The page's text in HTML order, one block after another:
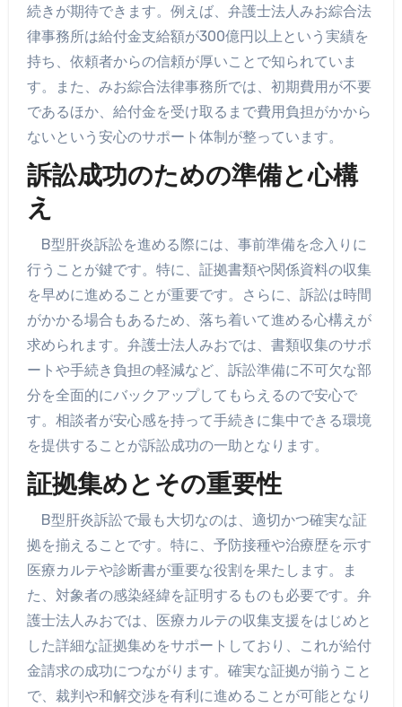
続きが期待できます。例えば、弁護士法人みお綜合法
律事務所は給付金支給額が300億円以上という実績を
持ち、依頼者からの信頼が厚いことで知られていま
す。また、みお綜合法律事務所では、初期費用が不要
であるほか、給付金を受け取るまで費用負担がかから
ないという安心のサポート体制が整っています。
訴訟成功のための準備と心構
え
B型肝炎訴訟を進める際には、事前準備を念入りに
行うことが鍵です。特に、証拠書類や関係資料の収集
を早めに進めることが重要です。さらに、訴訟は時間
がかかる場合もあるため、落ち着いて進める心構えが
求められます。弁護士法人みおでは、書類収集のサポ
ートや手続き負担の軽減など、訴訟準備に不可欠な部
分を全面的にバックアップしてもらえるので安心で
す。相談者が安心感を持って手続きに集中できる環境
を提供することが訴訟成功の一助となります。
証拠集めとその重要性
B型肝炎訴訟で最も大切なのは、適切かつ確実な証
拠を揃えることです。特に、予防接種や治療歴を示す
医療カルテや診断書が重要な役割を果たします。ま
た、対象者の感染経緯を証明するものも必要です。弁
護士法人みおでは、医療カルテの収集支援をはじめと
した詳細な証拠集めをサポートしており、これが給付
金請求の成功につながります。確実な証拠が揃うこと
で、裁判や和解交渉を有利に進めることが可能となり